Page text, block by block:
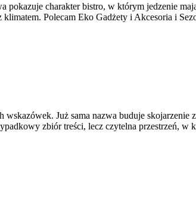
pokazuje charakter bistro, w którym jedzenie
Polecam Eko Gadżety i Akcesoria i
Już sama nazwa buduje
zbiór treści, lecz czytelna przestrzeń, w